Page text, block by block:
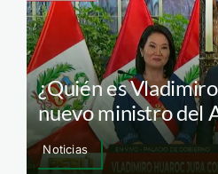
¿Quién es
nuevo ministro del
Noticias